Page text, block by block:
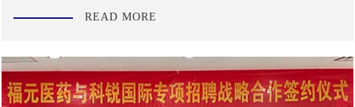
旅，并于8月16日圆满结束。
READ MORE